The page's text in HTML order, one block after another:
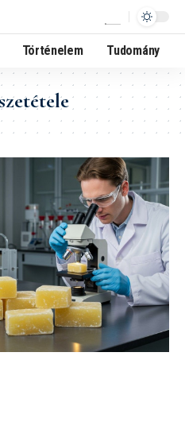
Történelem Tudomány